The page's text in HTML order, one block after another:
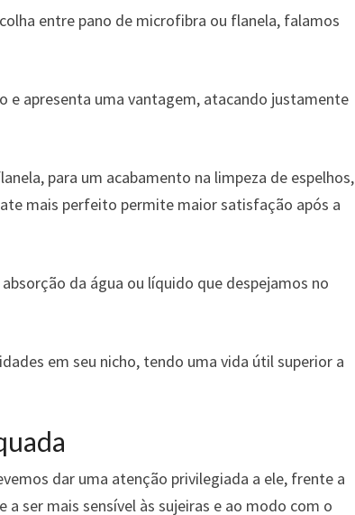
entre pano de microfibra ou flanela, falamos
e apresenta uma vantagem, atacando justamente
para um acabamento na limpeza de espelhos,
mais perfeito permite maior satisfação após a
da água ou líquido que despejamos no
em seu nicho, tendo uma vida útil superior a
dar uma atenção privilegiada a ele, frente a
ser mais sensível às sujeiras e ao modo com o